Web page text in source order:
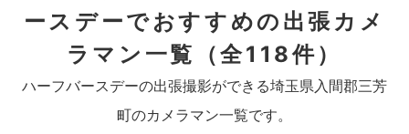
ースデーでおすすめの出張カメ
ラマン一覧
（全118件）
ハーフバースデーの出張撮影ができる埼玉県入間郡三芳
町のカメラマン一覧です。